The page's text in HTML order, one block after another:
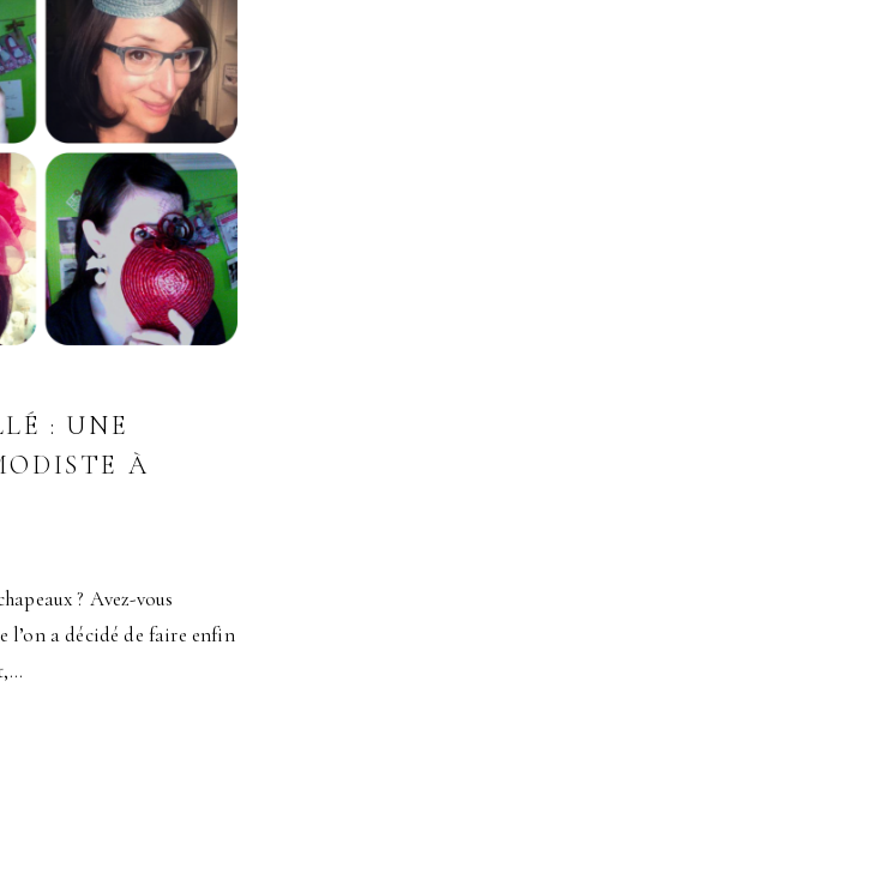
: UNE
À
? Avez-vous
l’on a décidé de faire enfin